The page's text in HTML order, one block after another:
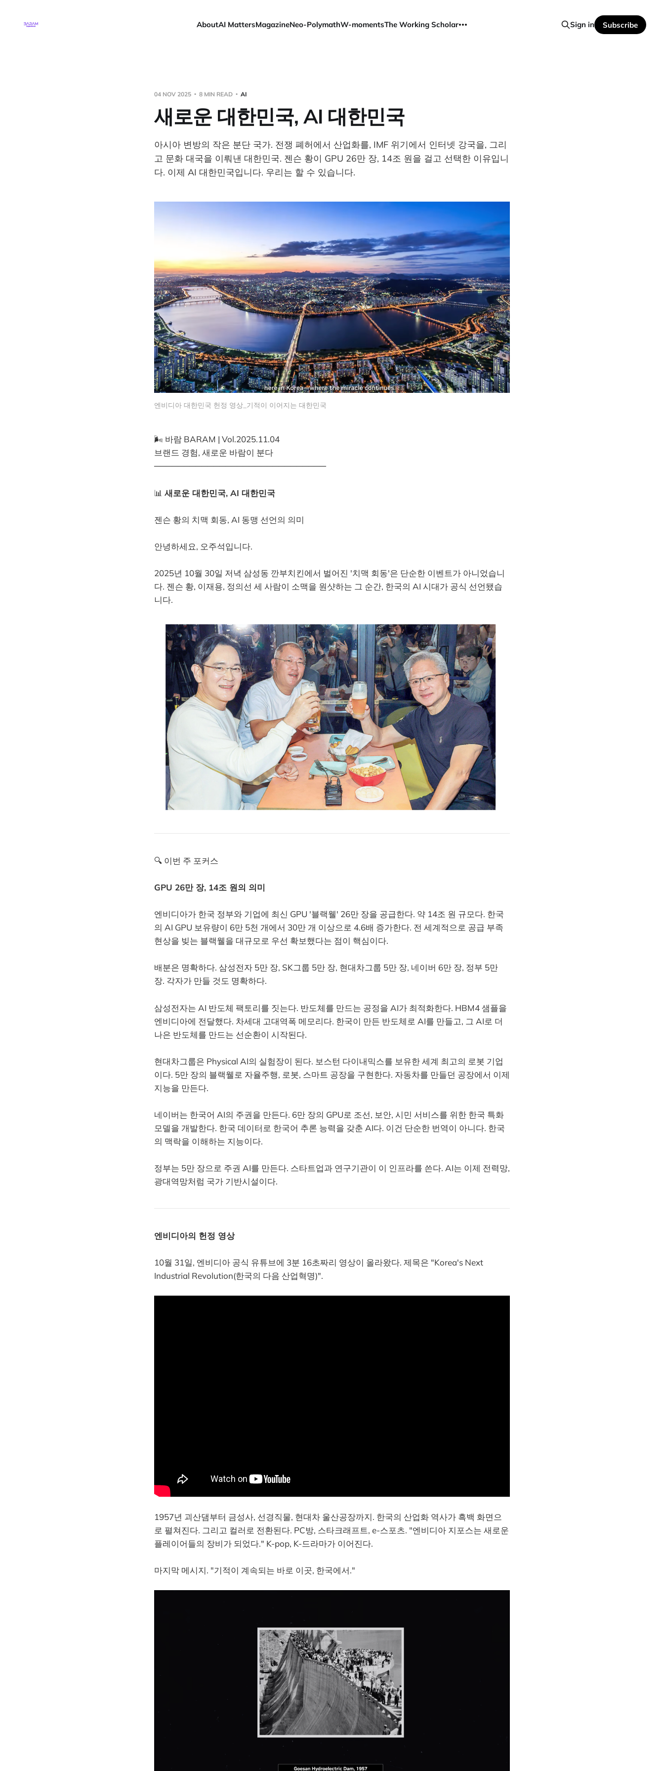
AboutAI MattersMagazineNeo-PolymathW-momentsThe Working Scholar Sign in Subscribe
04 NOV 2025 8 MIN READ AI
새로운 대한민국, AI 대한민국
아시아 변방의 작은 분단 국가. 전쟁 폐허에서 산업화를, IMF 위기에서 인터넷 강국을, 그리
고 문화 대국을 이뤄낸 대한민국. 젠슨 황이 GPU 26만 장, 14조 원을 걸고 선택한 이유입니
다. 이제 AI 대한민국입니다. 우리는 할 수 있습니다.
엔비디아 대한민국 헌정 영상_기적이 이어지는 대한민국
🌬️ 바람 BARAM | Vol.2025.11.04
브랜드 경험, 새로운 바람이 분다
─────────────────────────────
📊 새로운 대한민국, AI 대한민국
젠슨 황의 치맥 회동, AI 동맹 선언의 의미
안녕하세요, 오주석입니다.
2025년 10월 30일 저녁 삼성동 깐부치킨에서 벌어진 '치맥 회동'은 단순한 이벤트가 아니었습니
다. 젠슨 황, 이재용, 정의선 세 사람이 소맥을 원샷하는 그 순간, 한국의 AI 시대가 공식 선언됐습
니다.
🔍 이번 주 포커스
GPU 26만 장, 14조 원의 의미
엔비디아가 한국 정부와 기업에 최신 GPU '블랙웰' 26만 장을 공급한다. 약 14조 원 규모다. 한국
의 AI GPU 보유량이 6만 5천 개에서 30만 개 이상으로 4.6배 증가한다. 전 세계적으로 공급 부족
현상을 빚는 블랙웰을 대규모로 우선 확보했다는 점이 핵심이다.
배분은 명확하다. 삼성전자 5만 장, SK그룹 5만 장, 현대차그룹 5만 장, 네이버 6만 장, 정부 5만
장. 각자가 만들 것도 명확하다.
삼성전자는 AI 반도체 팩토리를 짓는다. 반도체를 만드는 공정을 AI가 최적화한다. HBM4 샘플을
엔비디아에 전달했다. 차세대 고대역폭 메모리다. 한국이 만든 반도체로 AI를 만들고, 그 AI로 더
나은 반도체를 만드는 선순환이 시작된다.
현대차그룹은 Physical AI의 실험장이 된다. 보스턴 다이내믹스를 보유한 세계 최고의 로봇 기업
이다. 5만 장의 블랙웰로 자율주행, 로봇, 스마트 공장을 구현한다. 자동차를 만들던 공장에서 이제
지능을 만든다.
네이버는 한국어 AI의 주권을 만든다. 6만 장의 GPU로 조선, 보안, 시민 서비스를 위한 한국 특화
모델을 개발한다. 한국 데이터로 한국어 추론 능력을 갖춘 AI다. 이건 단순한 번역이 아니다. 한국
의 맥락을 이해하는 지능이다.
정부는 5만 장으로 주권 AI를 만든다. 스타트업과 연구기관이 이 인프라를 쓴다. AI는 이제 전력망,
광대역망처럼 국가 기반시설이다.
엔비디아의 헌정 영상
10월 31일, 엔비디아 공식 유튜브에 3분 16초짜리 영상이 올라왔다. 제목은 "Korea's Next
Industrial Revolution(한국의 다음 산업혁명)".
1957년 괴산댐부터 금성사, 선경직물, 현대차 울산공장까지. 한국의 산업화 역사가 흑백 화면으
로 펼쳐진다. 그리고 컬러로 전환된다. PC방, 스타크래프트, e-스포츠. "엔비디아 지포스는 새로운
플레이어들의 장비가 되었다." K-pop, K-드라마가 이어진다.
마지막 메시지. "기적이 계속되는 바로 이곳, 한국에서."